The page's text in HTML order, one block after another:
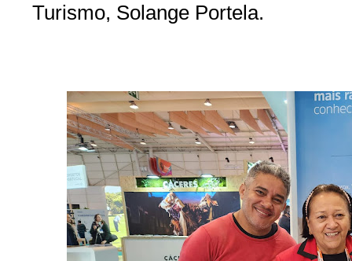
Turismo, Solange Portela.